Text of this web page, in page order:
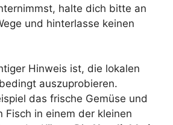
halte dich bitte an
und hinterlasse keinen
Hinweis ist, die lokalen
auszuprobieren.
das frische Gemüse und
Fisch in einem der kleinen